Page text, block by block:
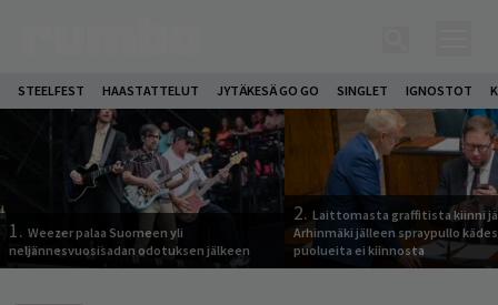
STEELFEST HAASTATTELUT JYTÄKESÄ GO GO SINGLET IGNOSTOT
1. Weezer palaa Suomeen yli
neljännesvuosisadan odotuksen jälkeen
2. Laittomasta graffitista kiinni
Arhinmäki jälleen spraypullo
puolueita ei kiinnosta